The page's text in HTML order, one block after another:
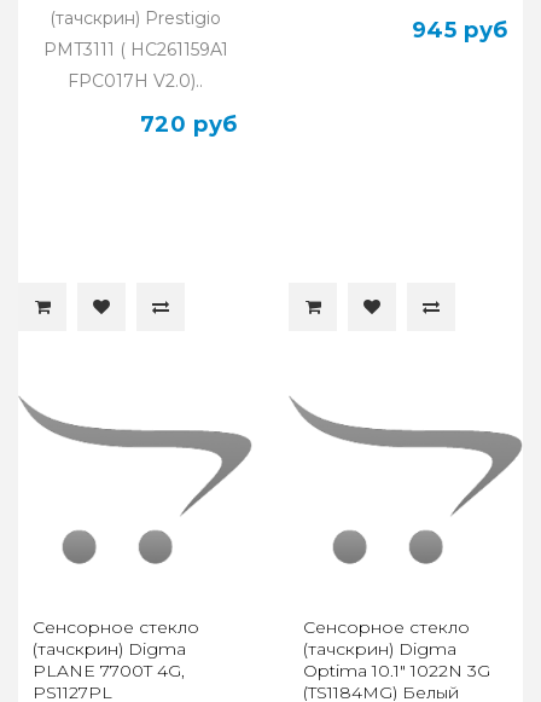
(тачскрин) Prestigio
PMT3111 ( HC261159A1
FPC017H V2.0)..
720 руб
945 руб
Сенсорное стекло
(тачскрин) Digma
PLANE 7700T 4G,
PS1127PL
Сенсорное стекло
(тачскрин) Digma
Optima 10.1" 1022N 3G
(TS1184MG) Белый